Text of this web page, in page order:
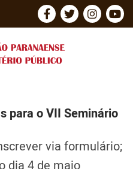
para o VII Seminário
via formulário;
dia 4 de maio